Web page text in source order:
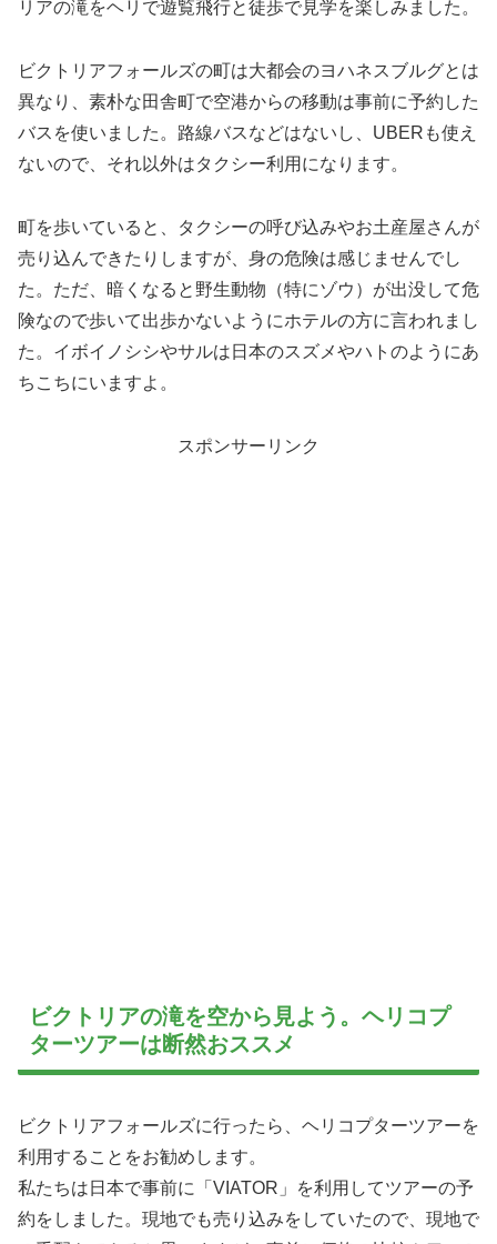
リアの滝をヘリで遊覧飛行と徒歩で見学を楽しみました。
ビクトリアフォールズの町は大都会のヨハネスブルグとは
異なり、素朴な田舎町で空港からの移動は事前に予約した
バスを使いました。路線バスなどはないし、UBERも使え
ないので、それ以外はタクシー利用になります。
町を歩いていると、タクシーの呼び込みやお土産屋さんが
売り込んできたりしますが、身の危険は感じませんでし
た。ただ、暗くなると野生動物（特にゾウ）が出没して危
険なので歩いて出歩かないようにホテルの方に言われまし
た。イボイノシシやサルは日本のスズメやハトのようにあ
ちこちにいますよ。
スポンサーリンク
ビクトリアの滝を空から見よう。ヘリコプ
ターツアーは断然おススメ
ビクトリアフォールズに行ったら、ヘリコプターツアーを
利用することをお勧めします。
私たちは日本で事前に「VIATOR」を利用してツアーの予
約をしました。現地でも売り込みをしていたので、現地で